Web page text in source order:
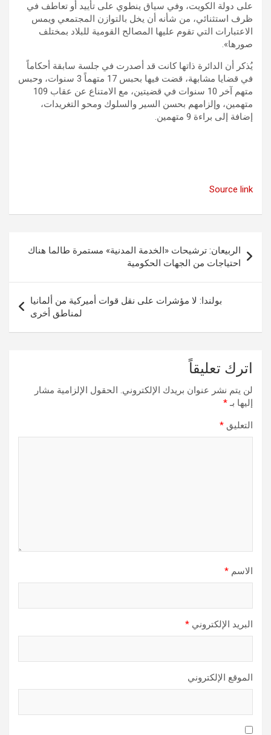
على دولة الكويت، وفي سياق ينطوي على تأييد أو تعاطف في
ظرف استثنائي، من شأنه أن يخل بالتوازن المجتمعي ويمس
الاعتبارات التي تقوم عليها المصالح القومية للبلاد بمختلف
صورها».
يُذكر أن الدائرة ذاتها كانت قد أصدرت في جلسة سابقة أحكاماً
في قضايا مشابهة، قضت فيها بحبس 17 متهماً 3 سنوات، وحبس
متهم آخر 10 سنوات في قضيتين، مع الامتناع عن عقاب 109
متهمين، وإلزامهم بحسن السير والسلوك ومحو التغريدات،
إضافة إلى براءة 9 متهمين.
Source link
المقالات
الربيعان: ترشيحات «الخدمة المدنية» مستمرة طالما هناك
احتياجات من الجهات الحكومية
بولندا: لا مؤشرات على نقل قوات أميركية من ألمانيا
لمناطق أخرى
اترك تعليقاً
لن يتم نشر عنوان بريدك الإلكتروني. الحقول الإلزامية مشار
إليها بـ*
التعليق *
الاسم *
البريد الإلكتروني *
الموقع الإلكتروني